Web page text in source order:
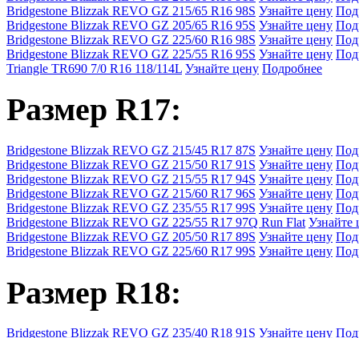
Bridgestone Blizzak REVO GZ 215/65 R16 98S Узнайте цену
Bridgestone Blizzak REVO GZ 205/65 R16 95S Узнайте цену
Bridgestone Blizzak REVO GZ 225/60 R16 98S Узнайте цену
Bridgestone Blizzak REVO GZ 225/55 R16 95S Узнайте цену
Triangle TR690 7/0 R16 118/114L Узнайте цену Подробнее
Размер R17:
Bridgestone Blizzak REVO GZ 215/45 R17 87S Узнайте цену
Bridgestone Blizzak REVO GZ 215/50 R17 91S Узнайте цену
Bridgestone Blizzak REVO GZ 215/55 R17 94S Узнайте цену
Bridgestone Blizzak REVO GZ 215/60 R17 96S Узнайте цену
Bridgestone Blizzak REVO GZ 235/55 R17 99S Узнайте цену
Bridgestone Blizzak REVO GZ 225/55 R17 97Q Run Flat Узнайте
Bridgestone Blizzak REVO GZ 205/50 R17 89S Узнайте цену
Bridgestone Blizzak REVO GZ 225/60 R17 99S Узнайте цену
Размер R18:
Bridgestone Blizzak REVO GZ 235/40 R18 91S Узнайте цену